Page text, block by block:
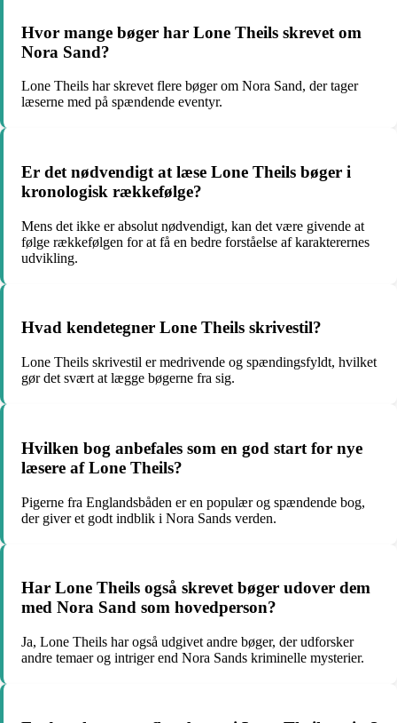
Hvor mange bøger har Lone Theils skrevet om
Nora Sand?
Lone Theils har skrevet flere bøger om Nora Sand, der tager
læserne med på spændende eventyr.
Er det nødvendigt at læse Lone Theils bøger i
kronologisk rækkefølge?
Mens det ikke er absolut nødvendigt, kan det være givende at
følge rækkefølgen for at få en bedre forståelse af karakterernes
udvikling.
Hvad kendetegner Lone Theils skrivestil?
Lone Theils skrivestil er medrivende og spændingsfyldt, hvilket
gør det svært at lægge bøgerne fra sig.
Hvilken bog anbefales som en god start for nye
læsere af Lone Theils?
Pigerne fra Englandsbåden er en populær og spændende bog,
der giver et godt indblik i Nora Sands verden.
Har Lone Theils også skrevet bøger udover dem
med Nora Sand som hovedperson?
Ja, Lone Theils har også udgivet andre bøger, der udforsker
andre temaer og intriger end Nora Sands kriminelle mysterier.